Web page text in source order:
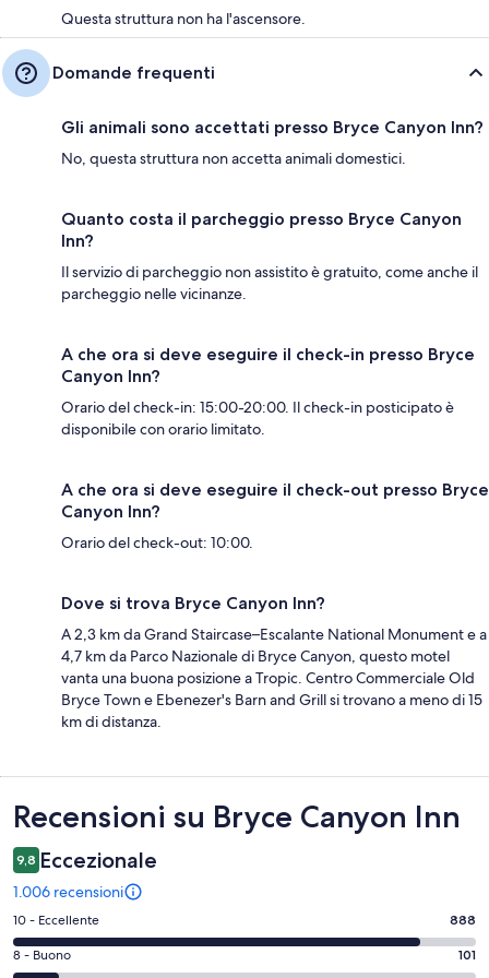
Questa struttura non ha l'ascensore.
Domande frequenti
Gli animali sono accettati presso Bryce Canyon Inn?
No, questa struttura non accetta animali domestici.
Quanto costa il parcheggio presso Bryce Canyon
Inn?
Il servizio di parcheggio non assistito è gratuito, come anche il
parcheggio nelle vicinanze.
A che ora si deve eseguire il check-in presso Bryce
Canyon Inn?
Orario del check-in: 15:00-20:00. Il check-in posticipato è
disponibile con orario limitato.
A che ora si deve eseguire il check-out presso Bryce
Canyon Inn?
Orario del check-out: 10:00.
Dove si trova Bryce Canyon Inn?
A 2,3 km da Grand Staircase–Escalante National Monument e a
4,7 km da Parco Nazionale di Bryce Canyon, questo motel
vanta una buona posizione a Tropic. Centro Commerciale Old
Bryce Town e Ebenezer's Barn and Grill si trovano a meno di 15
km di distanza.
Recensioni
Recensioni su Bryce Canyon Inn
9,8 Eccezionale
1.006 recensioni
Valutazione
di
10
10 - Eccellente 888
Valutazione
8 - Buono 101